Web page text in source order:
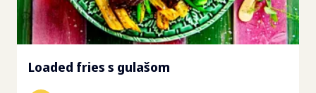
Loaded fries s gulašom